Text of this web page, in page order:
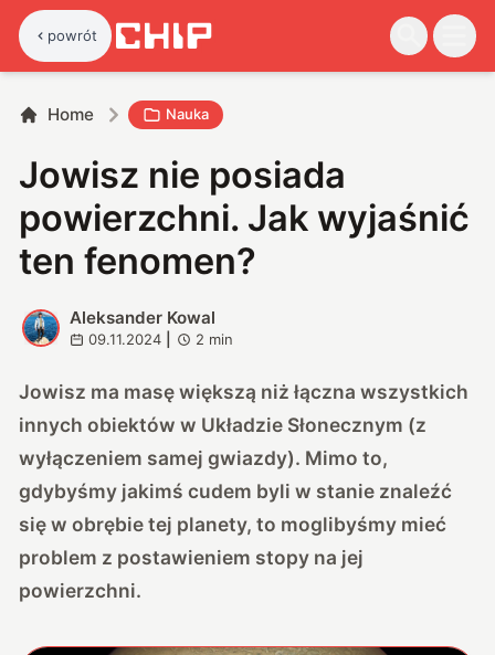
powrót
Home Nauka
Jowisz nie posiada
powierzchni. Jak wyjaśnić
ten fenomen?
A
Aleksander Kowal
09.11.2024 2 min
Jowisz ma masę większą niż łączna wszystkich
innych obiektów w Układzie Słonecznym (z
wyłączeniem samej gwiazdy). Mimo to,
gdybyśmy jakimś cudem byli w stanie znaleźć
się w obrębie tej planety, to moglibyśmy mieć
problem z postawieniem stopy na jej
powierzchni.